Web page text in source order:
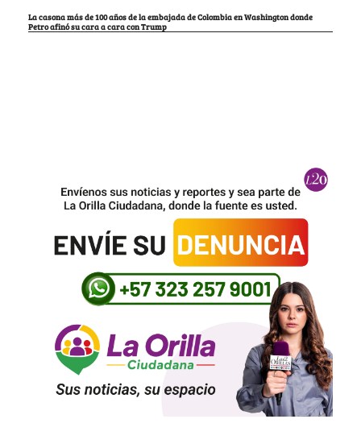
La casona más de 100 años de la embajada de Colombia en Washington donde
Petro afinó su cara a cara con Trump